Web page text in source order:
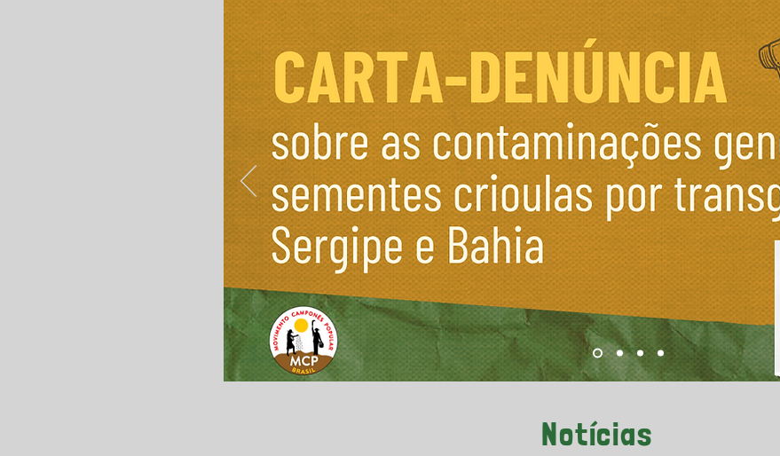
Notícias